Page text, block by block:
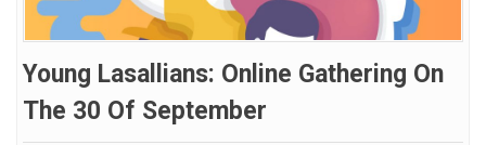
Young Lasallians: Online Gathering On
The 30 Of September